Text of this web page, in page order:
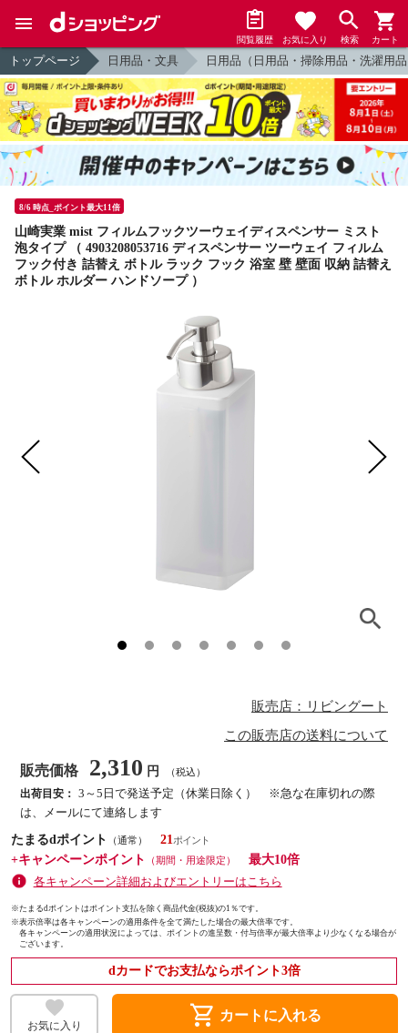
閲覧履歴 お気に入り 検索 カート
トップページ 日用品・文具 日用品（日用品・掃除用品・洗濯用
8/6 時点_ポイント最大11倍
山崎実業 mist フィルムフックツーウェイディスペンサー ミスト
泡タイプ （ 4903208053716 ディスペンサー ツーウェイ フィルム
フック付き 詰替え ボトル ラック フック 浴室 壁 壁面 収納 詰替え
ボトル ホルダー ハンドソープ ）
販売店：リビングート
この販売店の送料について
販売価格 2,310 円 （税込）
出荷目安： 3～5日で発送予定（休業日除く） ※急な在庫切れの際
は、メールにて連絡します
たまるdポイント
（通常）
21
+キャンペーンポイント
（期間・用途限定）
最大10倍
各キャンペーン詳細およびエントリーはこちら
※たまるdポイントはポイント支払を除く商品代金(税抜)の1％です。
※表示倍率は各キャンペーンの適用条件を全て満たした場合の最大倍率です。
各キャンペーンの適用状況によっては、ポイントの進呈数・付与倍率が最大倍率より少なくなる場合が
ございます。
dカードでお支払ならポイント3倍
お気に入り shopping_cart カートに入れる